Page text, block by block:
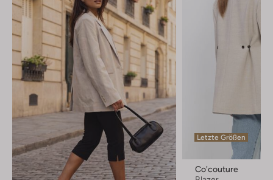
Letzte Größen
Co'couture